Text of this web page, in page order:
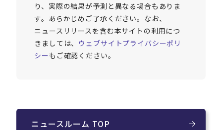
り、実際の結果が予測と異なる場合もありま
す。あらかじめご了承ください。なお、
ニュースリリースを含む本サイトの利用につ
きましては、 ウェブサイトプライバシーポリ
シーもご確認ください。
ニュースルーム TOP